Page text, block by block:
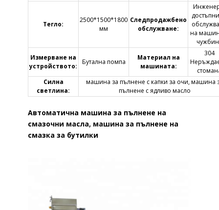
Тегло:
2500*1500*1800
мм
Следпродажбено
обслужване:
на
Измерване на
устройството:
Бутална помпа
Материал на
машината:
304
Силна
светлина:
машина за пълнене с капки за очи, машина
пълнене с ядливо масло
Автоматична машина за пълнене на
смазочни масла, машина за пълнене на
смазка за бутилки